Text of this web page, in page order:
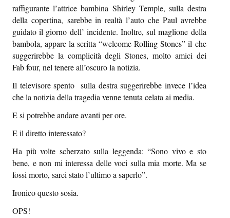
raffigurante l’attrice bambina Shirley Temple, sulla destra
della copertina, sarebbe in realtà l’auto che Paul avrebbe
guidato il giorno dell’ incidente. Inoltre, sul maglione della
bambola, appare la scritta “welcome Rolling Stones” il che
suggerirebbe la complicità degli Stones, molto amici dei
Fab four, nel tenere all’oscuro la notizia.
Il televisore spento sulla destra suggerirebbe invece l’idea
che la notizia della tragedia venne tenuta celata ai media.
E si potrebbe andare avanti per ore.
E il diretto interessato?
Ha più volte scherzato sulla leggenda: “Sono vivo e sto
bene, e non mi interessa delle voci sulla mia morte. Ma se
fossi morto, sarei stato l’ultimo a saperlo”.
Ironico questo sosia.
OPS!